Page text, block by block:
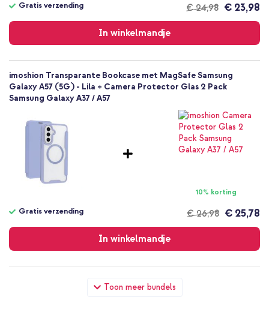
Achterkant & Zijkant, Voorkant,
Volledige bescherming
Toon meer bundels
€ 24,98
Gratis verzending € 23,98
In winkelmandje
verzending
imoshion Transparante Bookcase met MagSafe Samsung
Galaxy A57 (5G) - Lila + Camera Protector Glas 2 Pack
Samsung Galaxy A37 / A57
10% korting
€ 26,98
Gratis verzending € 25,78
In winkelmandje
verzending
imoshion Transparante Bookcase met MagSafe Samsung
Galaxy A57 (5G) - Lila + Wall Charger - Oplader - USB-C en